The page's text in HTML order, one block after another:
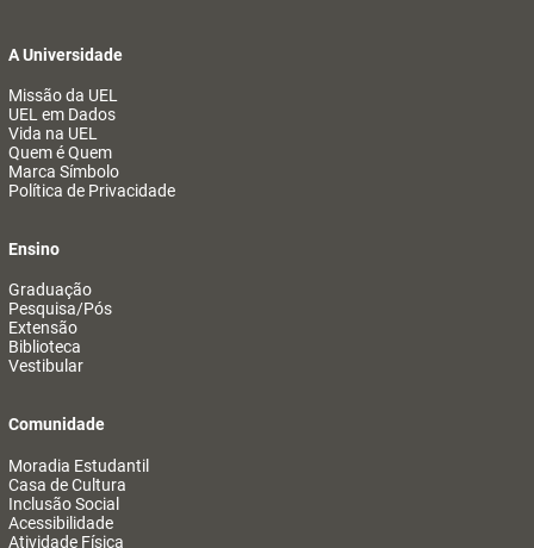
A Universidade
Missão da UEL
UEL em Dados
Vida na UEL
Quem é Quem
Marca Símbolo
Política de Privacidade
Ensino
Graduação
Pesquisa/Pós
Extensão
Biblioteca
Vestibular
Comunidade
Moradia Estudantil
Casa de Cultura
Inclusão Social
Acessibilidade
Atividade Física